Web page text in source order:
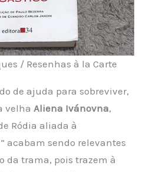
/ Resenhas à la Carte
de ajuda para sobreviver,
velha Aliena Ivánovna,
Ródia aliada à
acabam sendo relevantes
da trama, pois trazem à